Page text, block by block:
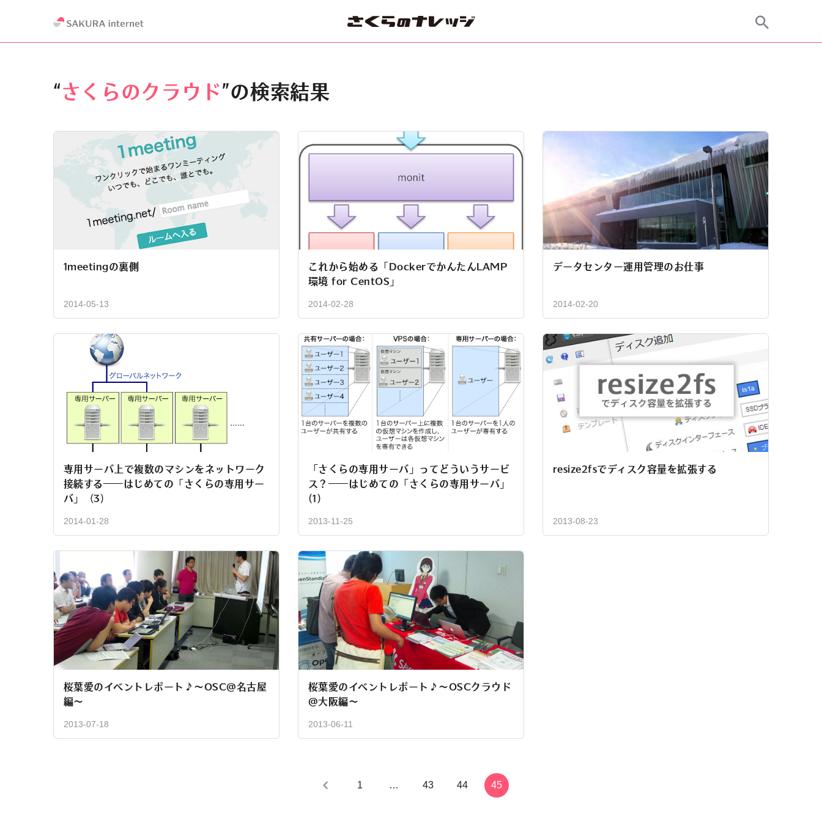
“さくらのクラウド”の検索結果
1meetingの裏側
2014-05-13
これから始める「DockerでかんたんLAMP
環境 for CentOS」
2014-02-28
データセンター運用管理のお仕事
2014-02-20
専用サーバ上で複数のマシンをネットワーク
接続する――はじめての「さくらの専用サー
バ」（3）
2014-01-28
「さくらの専用サーバ」ってどういうサービ
ス？――はじめての「さくらの専用サーバ」
(1)
2013-11-25
resize2fsでディスク容量を拡張する
2013-08-23
桜葉愛のイベントレポート♪～OSC@名古屋
編～
2013-07-18
桜葉愛のイベントレポート♪～OSCクラウド
@大阪編～
2013-06-11
1 … 43 44 45